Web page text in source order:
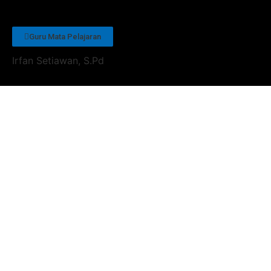
Guru Mata Pelajaran
Irfan Setiawan, S.Pd